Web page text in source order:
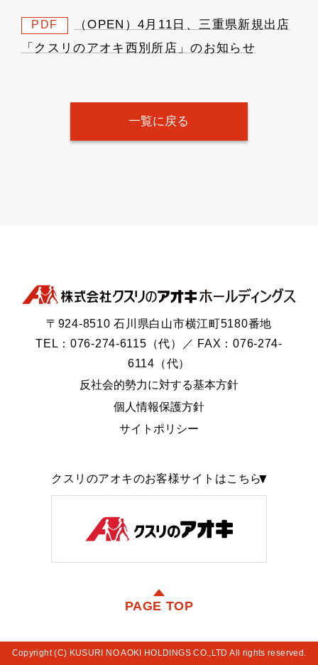
PDF
（OPEN）4月11日、三重県新規出店
「クスリのアオキ西別所店」のお知らせ
一覧に戻る
〒924-8510 石川県白山市横江町5180番地
TEL：076-274-6115（代）／ FAX：076-274-
6114（代）
反社会的勢力に対する基本方針
個人情報保護方針
サイトポリシー
クスリのアオキのお客様サイトはこちら
PAGE TOP
Copyright (C) KUSURI NO AOKI HOLDINGS CO.,LTD All rights reserved.